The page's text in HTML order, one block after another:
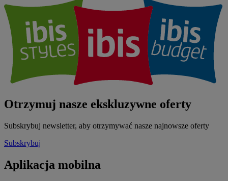
Otrzymuj nasze ekskluzywne oferty
Subskrybuj newsletter, aby otrzymywać nasze najnowsze oferty
Subskrybuj
Aplikacja mobilna